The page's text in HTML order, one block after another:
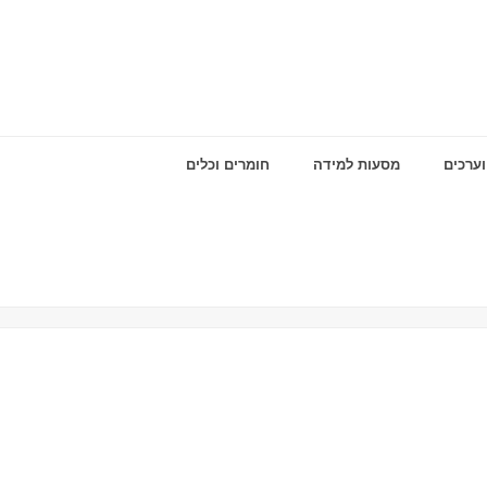
מסעות למידה חומרים וכלים